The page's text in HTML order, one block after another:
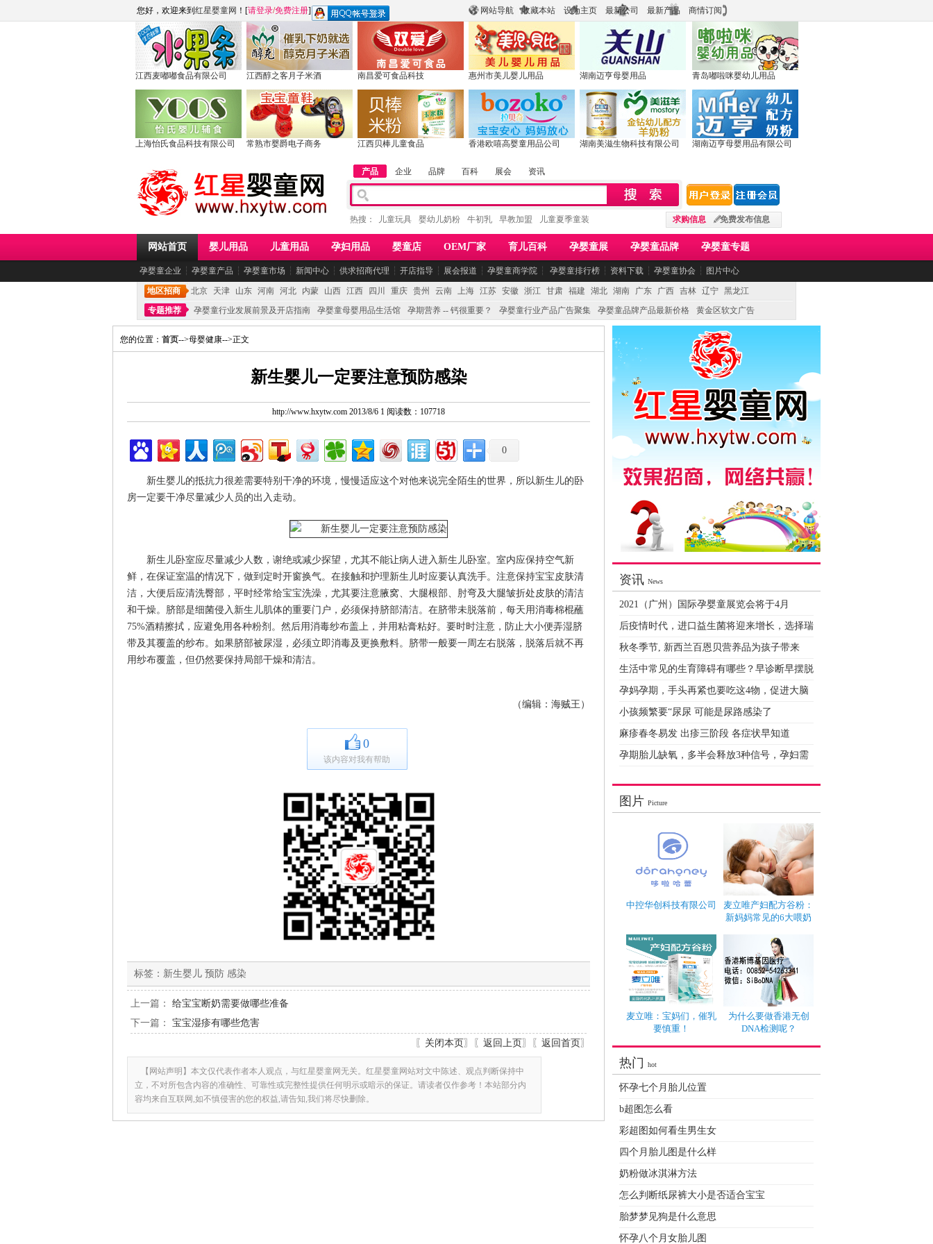
网站导航 收藏本站 设为主页 最新公司 最新产品 商情订阅
您好，欢迎来到 红星婴童网 ！[请登录/免费注册]
江西麦嘟嘟食品有限公司 江西醇之客月子米酒 南昌爱可食品科技 惠州市美儿婴儿用品 湖南迈亨母婴用品 青岛嘟啦咪婴幼儿用品
上海怡氏食品科技有限公司 常熟市婴爵电子商务 江西贝棒儿童食品 香港欧嘻高婴童用品公司 湖南美滋生物科技有限公司 湖南迈亨母婴用品有限公司
产品 企业 品牌 百科 展会 资讯
求购信息 免费发布信息
热搜： 儿童玩具 婴幼儿奶粉 牛初乳 早教加盟 儿童夏季童装
网站首页 婴儿用品 儿童用品 孕妇用品 婴童店 OEM厂家 育儿百科 孕婴童展 孕婴童品牌 孕婴童专题
孕婴童企业 ┆ 孕婴童产品 ┆ 孕婴童市场 ┆ 新闻中心 ┆ 供求招商代理 ┆ 开店指导 ┆ 展会报道 ┆ 孕婴童商学院 ┆ 孕婴童排行榜 ┆ 资料下载 ┆ 孕婴童协会 ┆ 图片中心
地区招商 北京 天津 山东 河南 河北 内蒙 山西 江西 四川 重庆 贵州 云南 上海 江苏 安徽 浙江 甘肃 福建 湖北 湖南 广东 广西 吉林 辽宁 黑龙江
专题推荐
孕婴童行业发展前景及开店指南 孕婴童母婴用品生活馆 孕期营养 -- 钙很重要？ 孕婴童行业产品广告聚集 孕婴童品牌产品最新价格 黄金区软文广告
您的位置： 首页-->母婴健康-->正文
新生婴儿一定要注意预防感染
http://www.hxytw.com 2013/8/6 1 阅读数：107718
0
新生婴儿的抵抗力很差需要特别干净的环境，慢慢适应这个对他来说完全陌生的世界，所以新生儿的卧
房一定要干净尽量减少人员的出入走动。
新生儿卧室应尽量减少人数，谢绝或减少探望，尤其不能让病人进入新生儿卧室。室内应保持空气新
鲜，在保证室温的情况下，做到定时开窗换气。在接触和护理新生儿时应要认真洗手。注意保持宝宝皮肤清
洁，大便后应清洗臀部，平时经常给宝宝洗澡，尤其要注意腋窝、大腿根部、肘弯及大腿皱折处皮肤的清洁
和干燥。脐部是细菌侵入新生儿肌体的重要门户，必须保持脐部清洁。在脐带未脱落前，每天用消毒棉棍蘸
75%酒精擦拭，应避免用各种粉剂。然后用消毒纱布盖上，并用粘膏粘好。要时时注意，防止大小便弄湿脐
带及其覆盖的纱布。如果脐部被尿湿，必须立即消毒及更换敷料。脐带一般要一周左右脱落，脱落后就不再
用纱布覆盖，但仍然要保持局部干燥和清洁。
（编辑：海贼王）
0
该内容对我有帮助
标签： 新生婴儿 预防 感染
上一篇： 给宝宝断奶需要做哪些准备
下一篇： 宝宝湿疹有哪些危害
〖 关闭本页〗〖 返回上页〗〖 返回首页〗
【网站声明】本文仅代表作者本人观点，与红星婴童网无关。红星婴童网站对文中陈述、观点判断保持中
立，不对所包含内容的准确性、可靠性或完整性提供任何明示或暗示的保证。请读者仅作参考！本站部分内
容均来自互联网,如不慎侵害的您的权益,请告知,我们将尽快删除。
资讯 News
2021（广州）国际孕婴童展览会将于4月
后疫情时代，进口益生菌将迎来增长，选择瑞
秋冬季节, 新西兰百恩贝营养品为孩子带来
生活中常见的生育障碍有哪些？早诊断早摆脱
孕妈孕期，手头再紧也要吃这4物，促进大脑
小孩频繁要“尿尿 可能是尿路感染了
麻疹春冬易发 出疹三阶段 各症状早知道
孕期胎儿缺氧，多半会释放3种信号，孕妇需
图片 Picture
中控华创科技有限公司
麦立唯产妇配方谷粉：
新妈妈常见的6大喂奶
麦立唯：宝妈们，催乳
要慎重！
为什么要做香港无创
DNA检测呢？
热门 hot
怀孕七个月胎儿位置
b超图怎么看
彩超图如何看生男生女
四个月胎儿图是什么样
奶粉做冰淇淋方法
怎么判断纸尿裤大小是否适合宝宝
胎梦梦见狗是什么意思
怀孕八个月女胎儿图